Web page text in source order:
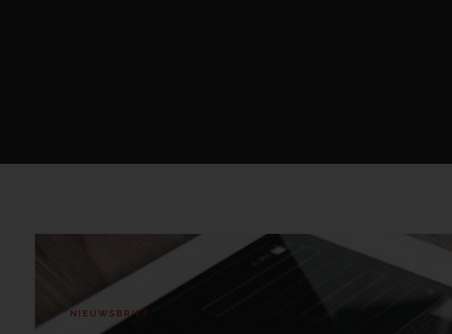
NIEUWSBRIEF